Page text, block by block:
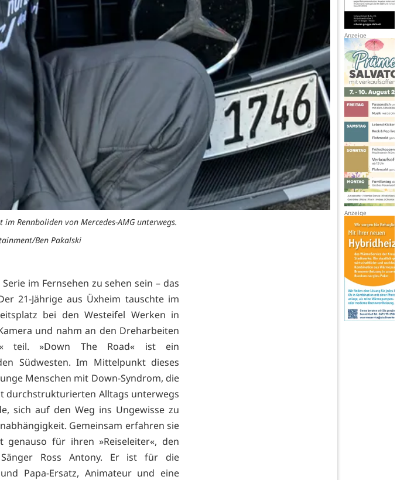
Rennboliden von Mercedes-AMG unterwegs.
Ben Pakalski
im Fernsehen zu sehen sein – das
21-Jährige aus Üxheim tauschte im
bei den Westeifel Werken in
und nahm an den Dreharbeiten
teil. »Down The Road« ist ein
Südwesten. Im Mittelpunkt dieses
Menschen mit Down-Syndrom, die
durchstrukturierten Alltags unterwegs
sich auf den Weg ins Ungewisse zu
Gemeinsam erfahren sie
genauso für ihren »Reiseleiter«, den
Sänger Ross Antony. Er ist für die
Papa-Ersatz, Animateur und eine